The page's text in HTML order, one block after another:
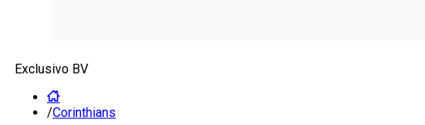
Exclusivo BV
/Corinthians